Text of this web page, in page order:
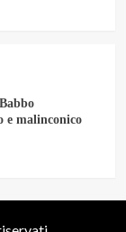
e malinconico